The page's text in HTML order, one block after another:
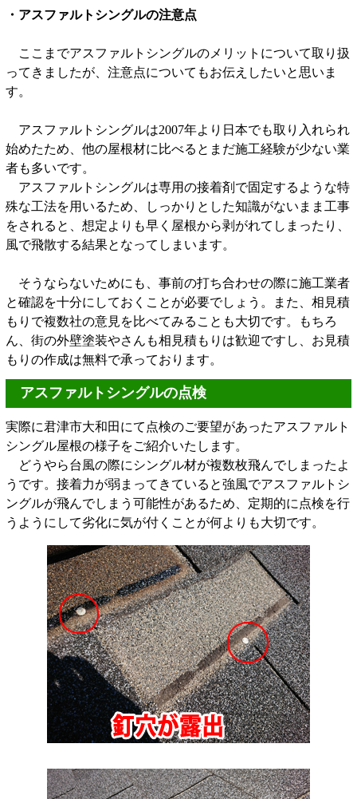
・アスファルトシングルの注意点
ここまでアスファルトシングルのメリットについて取り扱
ってきましたが、注意点についてもお伝えしたいと思いま
す。
アスファルトシングルは2007年より日本でも取り入れられ
始めたため、他の屋根材に比べるとまだ施工経験が少ない業
者も多いです。
アスファルトシングルは専用の接着剤で固定するような特
殊な工法を用いるため、しっかりとした知識がないまま工事
をされると、想定よりも早く屋根から剥がれてしまったり、
風で飛散する結果となってしまいます。
そうならないためにも、事前の打ち合わせの際に施工業者
と確認を十分にしておくことが必要でしょう。また、相見積
もりで複数社の意見を比べてみることも大切です。もちろ
ん、街の外壁塗装やさんも相見積もりは歓迎ですし、お見積
もりの作成は無料で承っております。
アスファルトシングルの点検
実際に君津市大和田にて点検のご要望があったアスファルト
シングル屋根の様子をご紹介いたします。
どうやら台風の際にシングル材が複数枚飛んでしまったよ
うです。接着力が弱まってきていると強風でアスファルトシ
ングルが飛んでしまう可能性があるため、定期的に点検を行
うようにして劣化に気が付くことが何よりも大切です。